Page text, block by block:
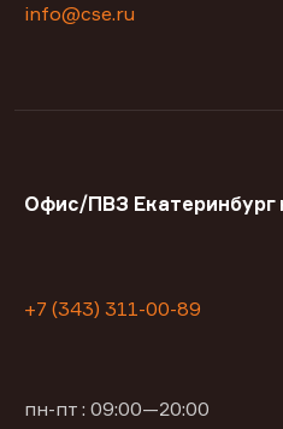
info@cse.ru
Офис/ПВЗ Екатеринбург
+7 (343) 311-00-89
пн-пт : 09:00—20:00